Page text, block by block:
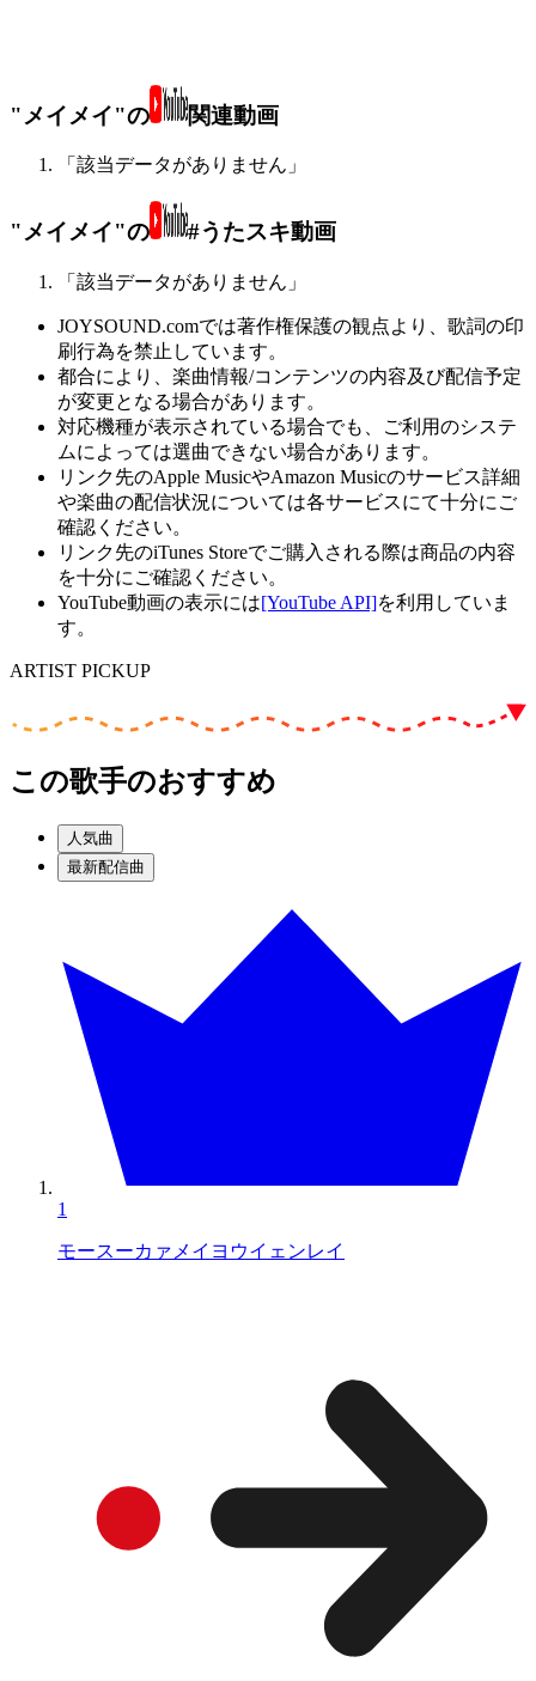
"メイメイ"の 関連動画
「該当データがありません」
"メイメイ"の #うたスキ動画
「該当データがありません」
JOYSOUND.comでは著作権保護の観点より、歌詞の印
刷行為を禁止しています。
都合により、楽曲情報/コンテンツの内容及び配信予定
が変更となる場合があります。
対応機種が表示されている場合でも、ご利用のシステ
ムによっては選曲できない場合があります。
リンク先のApple MusicやAmazon Musicのサービス詳細
や楽曲の配信状況については各サービスにて十分にご
確認ください。
リンク先のiTunes Storeでご購入される際は商品の内容
を十分にご確認ください。
YouTube動画の表示には[YouTube API]を利用していま
す。
ARTIST PICKUP
この歌手のおすすめ
人気曲
最新配信曲
1
モースーカァメイヨウイェンレイ